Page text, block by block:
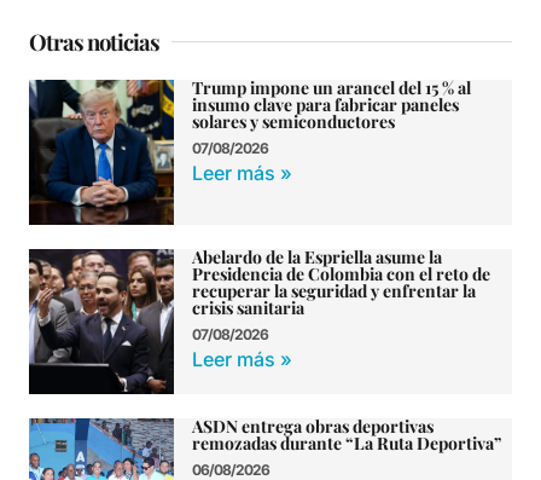
Otras noticias
Trump impone un arancel del 15 % al
insumo clave para fabricar paneles
solares y semiconductores
07/08/2026
Leer más »
Abelardo de la Espriella asume la
Presidencia de Colombia con el reto de
recuperar la seguridad y enfrentar la
crisis sanitaria
07/08/2026
Leer más »
ASDN entrega obras deportivas
remozadas durante “La Ruta Deportiva”
06/08/2026